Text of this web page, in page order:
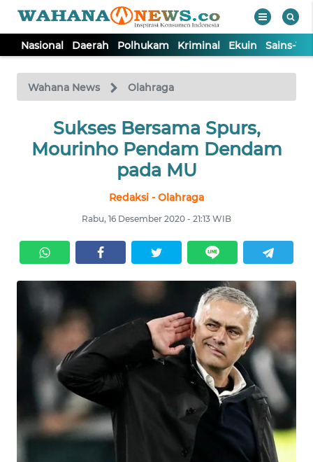
Nasional Daerah Polhukam Kriminal Ekuin Sains-
Wahana News Olahraga
Sukses Bersama Spurs,
Mourinho Pendam Dendam
pada MU
Redaksi - Olahraga
Rabu, 16 Desember 2020 - 21:13 WIB
TV
Tutup
NASIONAL
KRIMINAL
EKUIN
SAINS-TEKNO
KESEHATAN
INTERNASIONAL
SERBA-SERBI